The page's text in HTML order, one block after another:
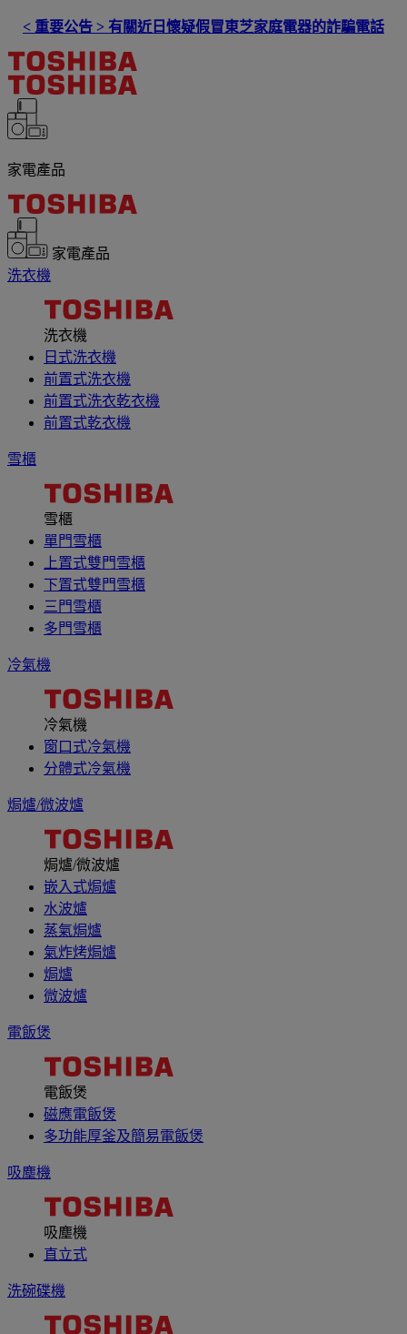
< 重要公告 > 有關近日懷疑假冒東芝家庭電器的詐騙電話
家電產品
家電產品
洗衣機
洗衣機
日式洗衣機
前置式洗衣機
前置式洗衣乾衣機
前置式乾衣機
雪櫃
雪櫃
單門雪櫃
上置式雙門雪櫃
下置式雙門雪櫃
三門雪櫃
多門雪櫃
冷氣機
冷氣機
窗口式冷氣機
分體式冷氣機
焗爐/微波爐
焗爐/微波爐
嵌入式焗爐
水波爐
蒸氣焗爐
氣炸烤焗爐
焗爐
微波爐
電飯煲
電飯煲
磁應電飯煲
多功能厚釜及簡易電飯煲
吸塵機
吸塵機
直立式
洗碗碟機